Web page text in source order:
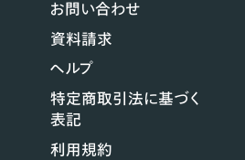
お問い合わせ
資料請求
ヘルプ
特定商取引法に基づく
表記
利用規約